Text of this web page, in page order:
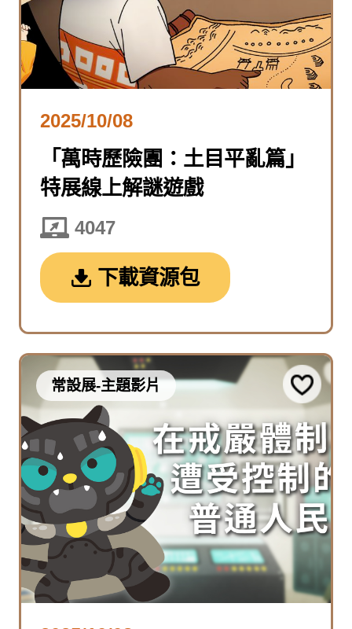
2025/10/08
「萬時歷險團：土目平亂篇」
特展線上解謎遊戲
4047
下載資源包
常設展-主題影片